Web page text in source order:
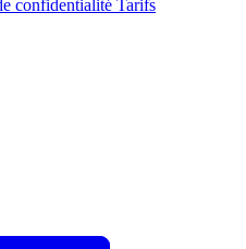
confidentialité Tarifs